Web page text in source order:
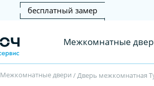
бесплатный замер
Межкомнатные
Межкомнатные двери /Дверь межкомнатная